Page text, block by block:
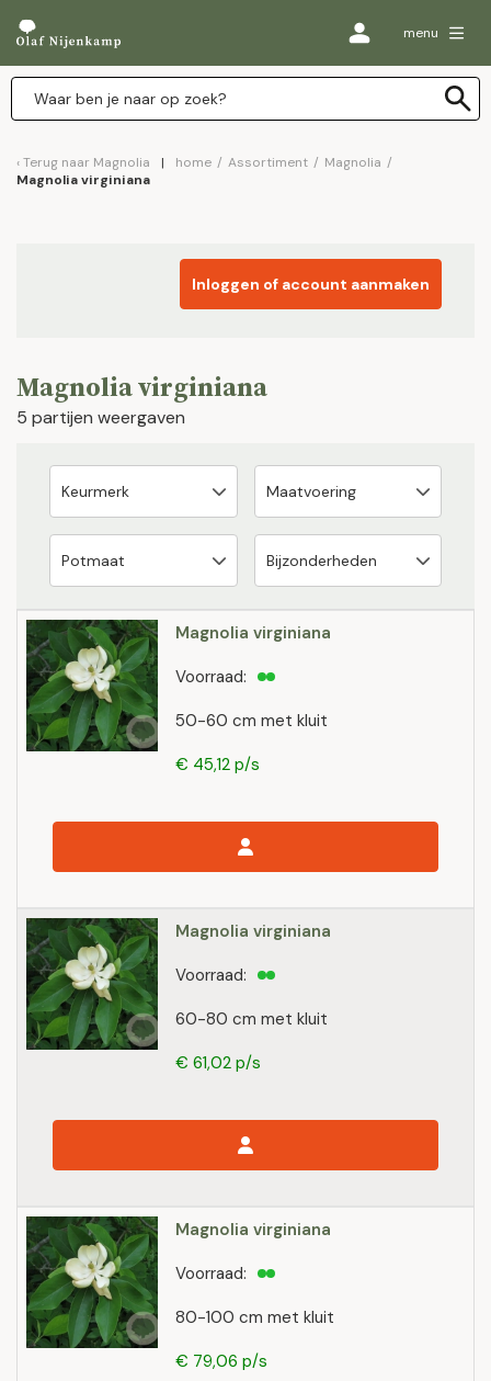
menu
Terug naar Magnolia home / Assortiment / Magnolia /
Magnolia virginiana
Inloggen of account aanmaken
Magnolia virginiana
5 partijen weergaven
Magnolia virginiana
50-60 cm met kluit
Voorraad:
€ 45,12 p/s
Magnolia virginiana
60-80 cm met kluit
Voorraad:
€ 61,02 p/s
Magnolia virginiana
80-100 cm met kluit
Voorraad:
€ 79,06 p/s